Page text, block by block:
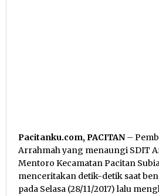
Pacitanku.com, PACITAN –
Arrahmah yang menaungi SDIT
Mentoro Kecamatan Pacitan
menceritakan detik-detik saat
pada Selasa (28/11/2017) lalu